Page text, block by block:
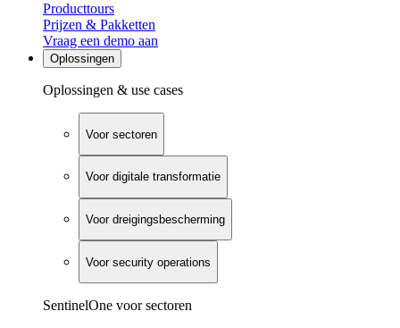
Producttours
Prijzen & Pakketten
Vraag een demo aan
Oplossingen
Oplossingen & use cases
Voor sectoren
Voor digitale transformatie
Voor dreigingsbescherming
Voor security operations
SentinelOne voor sectoren